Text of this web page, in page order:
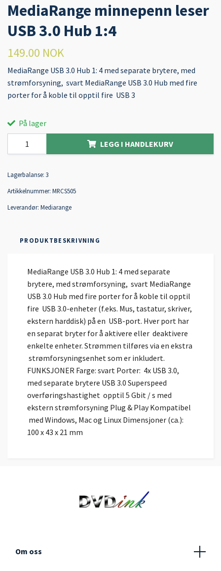
MediaRange minnepenn leser
USB 3.0 Hub 1:4
149.00 NOK
MediaRange USB 3.0 Hub 1: 4 med separate brytere, med
strømforsyning, svart MediaRange USB 3.0 Hub med fire
porter for å koble til opptil fire USB 3
På lager
LEGG I HANDLEKURV
Lagerbalanse: 3
Artikkelnummer: MRCS505
Leverandør: Mediarange
PRODUKTBESKRIVNING
MediaRange USB 3.0 Hub 1: 4 med separate
brytere, med strømforsyning, svart MediaRange
USB 3.0 Hub med fire porter for å koble til opptil
fire USB 3.0-enheter (f.eks. Mus, tastatur, skriver,
ekstern harddisk) på en USB-port. Hver port har
en separat bryter for å aktivere eller deaktivere
enkelte enheter. Strømmen tilføres via en ekstra
strømforsyningsenhet som er inkludert.
FUNKSJONER Farge: svart Porter: 4x USB 3.0,
med separate brytere USB 3.0 Superspeed
overføringshastighet opptil 5 Gbit / s med
ekstern strømforsyning Plug & Play Kompatibel
med Windows, Mac og Linux Dimensjoner (ca.):
100 x 43 x 21 mm
Om oss